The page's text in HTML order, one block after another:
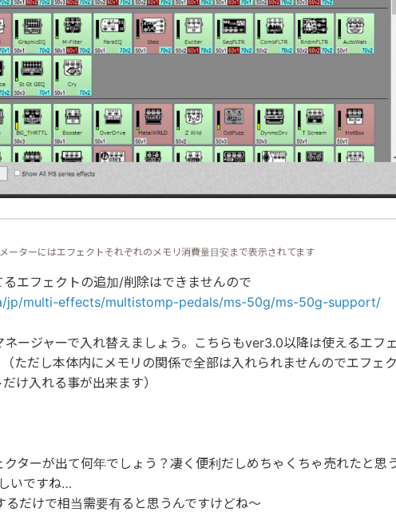
ーターにはエフェクトそれぞれのメモリ消費量目安まで表示されてます
エフェクトの追加/削除はできませんので
jp/multi-effects/multistomp-pedals/ms-50g/ms-50g-support/
ージャーで入れ替えましょう。こちらもver3.0以降は使えるエフ
ただし本体内にメモリの関係で全部は入れられませんのでエフェ
け入れる事が出来ます）
ターが出て何年でしょう？凄く便利だしめちゃくちゃ売れたと思う
いですね…
だけで相当需要有ると思うんですけどね～